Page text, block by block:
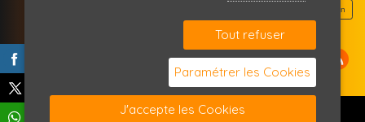
Contact / Plan
Tout refuser
Paramétrer les Cookies
J'accepte les Cookies